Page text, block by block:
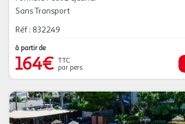
Sans Transport
Réf : 832249
à partir de
164€ TTC
par pers.